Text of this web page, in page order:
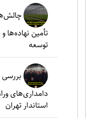
تأمین نهاده‌ها
توسعه
دامداری‌های
استاندار تهران